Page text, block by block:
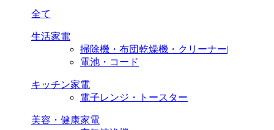
全て
生活家電
掃除機・布団乾燥機・クリーナー|
電池・コード
キッチン家電
電子レンジ・トースター
美容・健康家電